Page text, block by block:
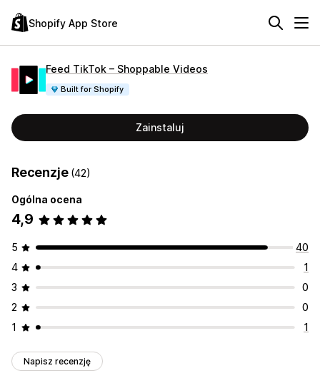
Shopify App Store
Feed TikTok – Shoppable Videos
Built for Shopify
Zainstaluj
Recenzje (42)
Ogólna ocena
4,9
5
40
4
1
3
0
2
0
1
1
Napisz recenzję